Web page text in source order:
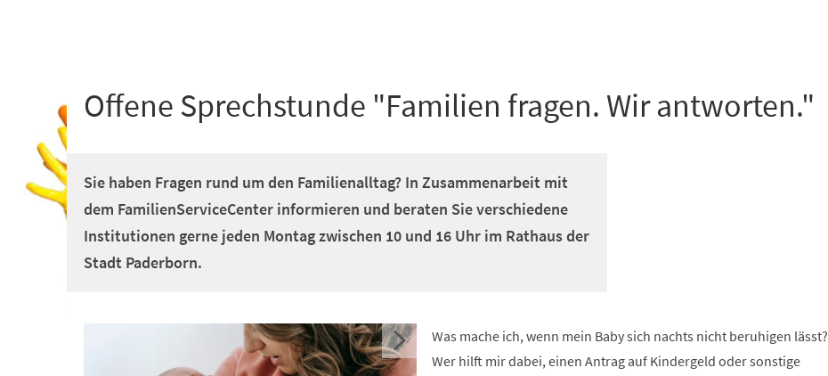
Offene Sprechstunde "Familien fragen. Wir antworten."
Sie haben Fragen rund um den Familienalltag? In Zusammenarbeit mit
dem FamilienServiceCenter informieren und beraten Sie verschiedene
Institutionen gerne jeden Montag zwischen 10 und 16 Uhr im Rathaus der
Stadt Paderborn.
Was mache ich, wenn mein Baby sich nachts nicht beruhigen lässt?
Wer hilft mir dabei, einen Antrag auf Kindergeld oder sonstige